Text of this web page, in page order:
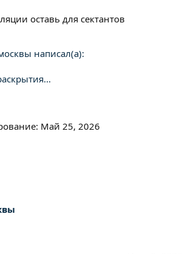
оставь для сектантов
написал(а):
Май 25, 2026